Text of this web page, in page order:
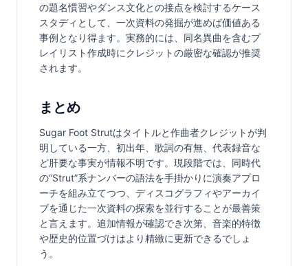
の題名慣習やダンス文化との接点を検討するケース
スタディとして、一次資料の発掘が進めば価値ある
事例となり得ます。実務的には、同名異曲を含むプ
レイリスト作成時にクレジットの厳密な確認が推奨
されます。
まとめ
Sugar Foot Strutはタイトルと作曲者クレジットが判
明している一方、初出年、歌詞の有無、代表録音な
ど肝要な事実が情報不明です。現段階では、同時代
の“Strut”系ナンバーの語法を手掛かりに演奏アプロ
ーチを組み立てつつ、ディスコグラフィやアーカイ
ブを通じた一次資料の探索を並行することが最善策
と言えます。追加情報が確認でき次第、音楽的特徴
や歴史的位置づけはより精緻に更新できるでしょ
う。